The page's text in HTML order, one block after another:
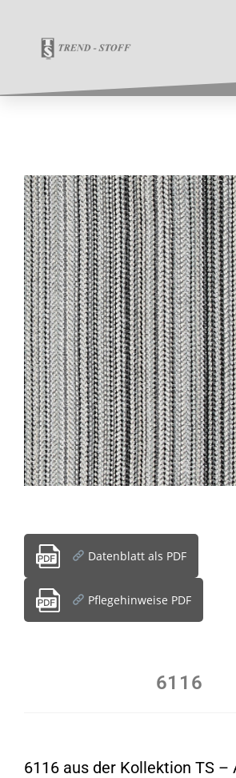
Datenblatt als PDF
Pflegehinweise PDF
6116
6116 aus der Kollektion TS –